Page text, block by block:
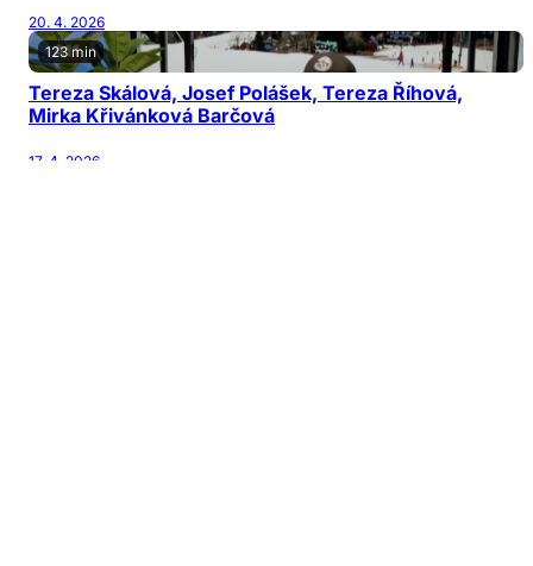
20. 4. 2026
123 min
Tereza Skálová, Josef Polášek, Tereza Říhová,
Mirka Křivánková Barčová
17. 4. 2026